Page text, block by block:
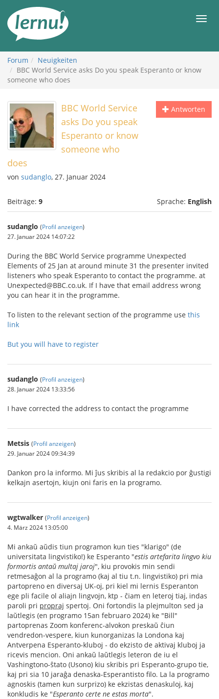
Inhalt
Forum
Neuigkeiten
BBC World Service asks Do you speak Esperanto or know
someone who does
Antworten
BBC World Service
asks Do you speak
Esperanto or know
someone who
does
von sudanglo, 27. Januar 2024
Beiträge: 9 Sprache: English
sudanglo (Profil anzeigen)
27. Januar 2024 14:07:22
During the BBC World Service programme Unexpected
Elements of 25 Jan at around minute 31 the presenter invited
listeners who speak Esperanto to contact the programme. at
Unexpected@BBC.co.uk. If I have that email address wrong
you can hear it in the programme.
To listen to the relevant section of the programme use this
link
But you will have to register
sudanglo (Profil anzeigen)
28. Januar 2024 13:33:56
I have corrected the address to contact the programme
Metsis (Profil anzeigen)
29. Januar 2024 09:34:39
Dankon pro la informo. Mi ĵus skribis al la redakcio por ĝustigi
kelkajn asertojn, kiujn oni faris en la programo.
wgtwalker (Profil anzeigen)
4. März 2024 13:05:00
Mi ankaŭ aŭdis tiun programon kun ties "klarigo" (de
universitata lingvistiko!) ke Esperanto "estis artefarita lingvo kiu
formortis antaŭ multaj jaroj", kiu provokis min sendi
retmesaĝon al la programo (kaj al tiu t.n. lingvistiko) pri mia
partopreno en diversaj UK-oj, pri kiel mi lernis Esperanton
ege pli facile ol aliajn lingvojn, ktp - ĉiam en leteroj tiaj, indas
paroli pri propraj spertoj. Oni fortondis la plejmulton sed ja
laŭtlegis (en programo 15an februaro 2024) ke "Bill"
partoprenas Zoom konferenc-alvokon preskaŭ ĉiun
vendredon-vespere, kiun kunorganizas la Londona kaj
Antverpena Esperanto-kluboj - do ekzisto de aktivaj kluboj ja
ricevis mencion. Oni ankaŭ laŭtlegis leteron de iu el
Vashingtono-ŝtato (Usono) kiu skribis pri Esperanto-grupo tie,
kaj pri sia 10 jaraĝa denaska-Esperantisto filo. La la programo
agnoskis (tamen kun surprizo) ke ekzistas denaskuloj, kaj
konkludis ke "Esperanto certe ne estas morta".